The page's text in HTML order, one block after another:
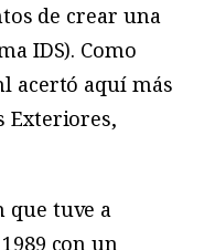
de crear una
IDS). Como
acertó aquí más
Exteriores,
que tuve a
con un